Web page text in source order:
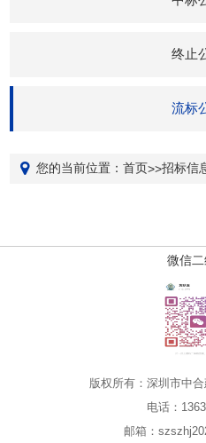
终止
流标
您的当前位置：首页>>招标信
版权所有：深圳市中
电话：
邮箱：
微信